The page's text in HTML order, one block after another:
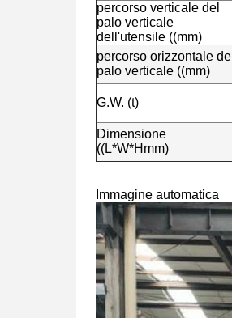
percorso verticale del
palo verticale
dell'utensile ((mm)
percorso orizzontale del
palo verticale ((mm)
G.W. (t)
Dimensione
((L*W*Hmm)
Immagine automatica